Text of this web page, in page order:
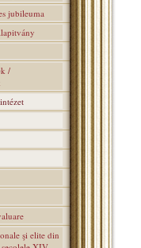
jubileuma
/
şi elite din